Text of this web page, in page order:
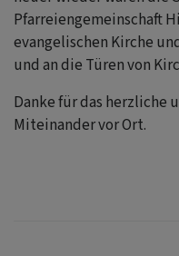
Pfarreiengemeinschaft
evangelischen Kirche
und an die Türen von
Danke für das herzliche
Miteinander vor Ort.